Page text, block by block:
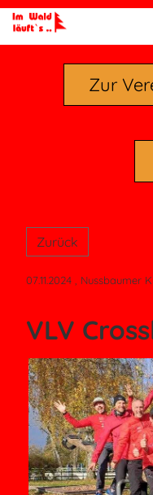
Zur
Zurück
07.11.2024 , Nussbaumer
VLV